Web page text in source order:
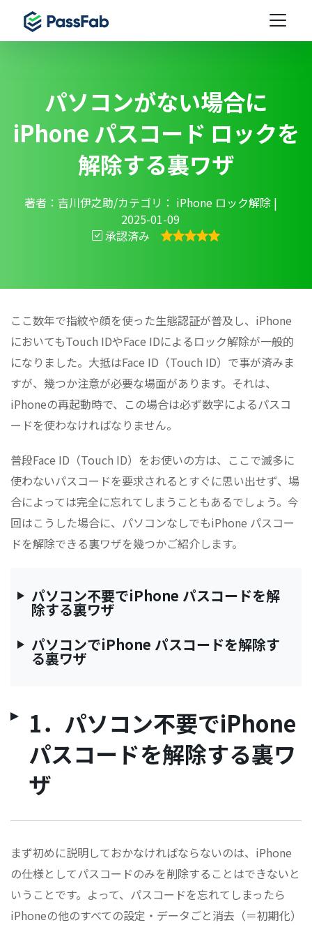
パソコンがない場合に
iPhone パスコード ロックを
解除する裏ワザ
著者：吉川伊之助/カテゴリ： iPhone ロック解除|
2025-01-09
承認済み
ここ数年で指紋や顔を使った生態認証が普及し、iPhone
においてもTouch IDやFace IDによるロック解除が一般的
になりました。大抵はFace ID（Touch ID）で事が済みま
すが、幾つか注意が必要な場面があります。それは、
iPhoneの再起動時で、この場合は必ず数字によるパスコ
ードを使わなければなりません。
普段Face ID（Touch ID）をお使いの方は、ここで滅多に
使わないパスコードを要求されるとすぐに思い出せず、場
合によっては完全に忘れてしまうこともあるでしょう。今
回はこうした場合に、パソコンなしでもiPhone パスコー
ドを解除できる裏ワザを幾つかご紹介します。
パソコン不要でiPhone パスコードを解
除する裏ワザ
パソコンでiPhone パスコードを解除す
る裏ワザ
1．パソコン不要でiPhone
パスコードを解除する裏ワ
ザ
まず初めに説明しておかなければならないのは、iPhone
の仕様としてパスコードのみを削除することはできないと
いうことです。よって、パスコードを忘れてしまったら
iPhoneの他のすべての設定・データごと消去（＝初期化）